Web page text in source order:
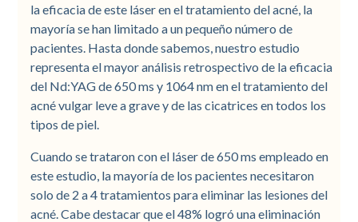
la eficacia de este láser en el tratamiento del acné, la
mayoría se han limitado a un pequeño número de
pacientes. Hasta donde sabemos, nuestro estudio
representa el mayor análisis retrospectivo de la eficacia
del Nd:YAG de 650 ms y 1064 nm en el tratamiento del
acné vulgar leve a grave y de las cicatrices en todos los
tipos de piel.
Cuando se trataron con el láser de 650 ms empleado en
este estudio, la mayoría de los pacientes necesitaron
solo de 2 a 4 tratamientos para eliminar las lesiones del
acné. Cabe destacar que el 48% logró una eliminación